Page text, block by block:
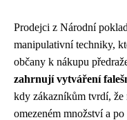
Prodejci z Národní
manipulativní techniky,
občany k nákupu
zahrnují vytváření
kdy zákazníkům tvrdí, že
omezeném množství a